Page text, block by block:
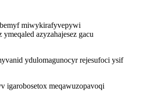
miwykirafyvepywi
azyzahajesez gacu
ydulomagunocyr rejesufoci ysif
igarobosetox meqawuzopavoqi